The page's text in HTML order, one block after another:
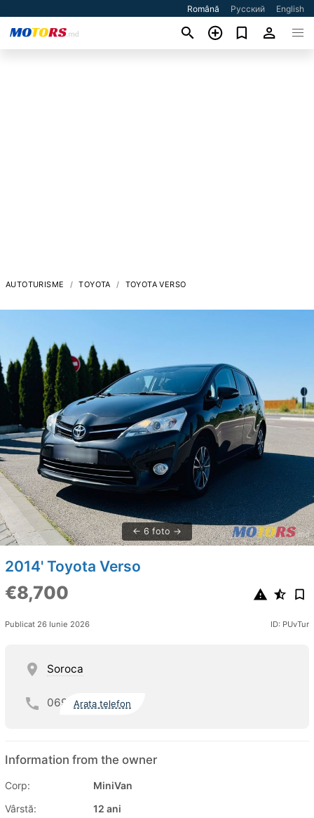
Română Русский English
AUTOTURISME TOYOTA TOYOTA VERSO
6 foto
2014' Toyota Verso
€8,700
Publicat 26 Iunie 2026 ID: PUvTur
Soroca
069 Arata telefon
Information from the owner
Corp:
MiniVan
Vârstă:
12 ani